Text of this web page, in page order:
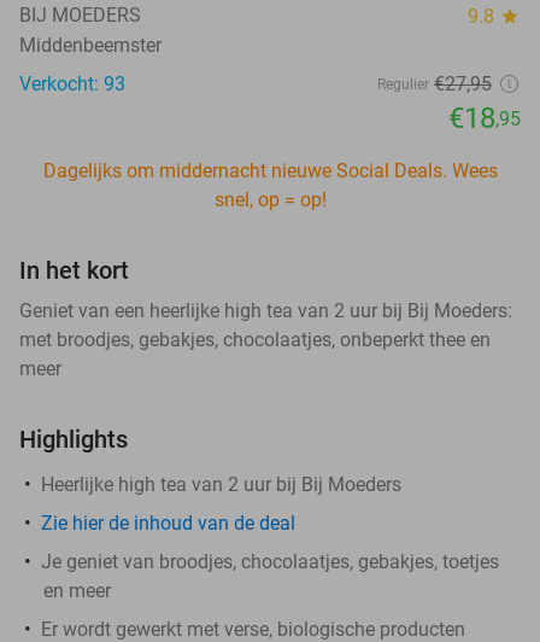
BIJ MOEDERS 9.8 star
Middenbeemster
Verkocht: 93
Regulier €27,95
€18,95
Dagelijks om middernacht nieuwe Social Deals. Wees
snel, op = op!
In het kort
Geniet van een heerlijke high tea van 2 uur bij Bij Moeders:
met broodjes, gebakjes, chocolaatjes, onbeperkt thee en
meer
Highlights
Heerlijke high tea van 2 uur bij Bij Moeders
Zie hier de inhoud van de deal
Je geniet van broodjes, chocolaatjes, gebakjes, toetjes
en meer
Er wordt gewerkt met verse, biologische producten